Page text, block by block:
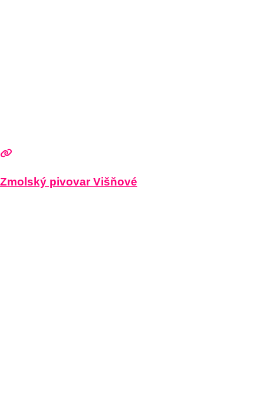
Zmolský pivovar Višňové